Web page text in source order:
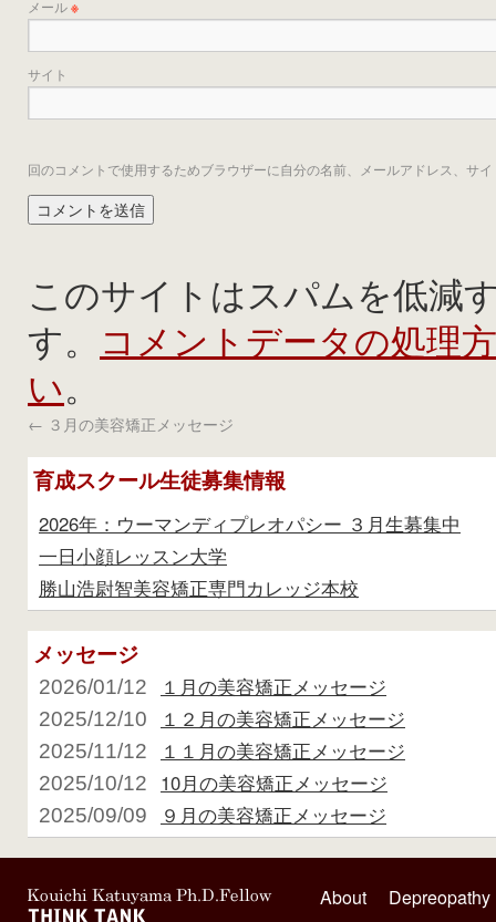
メール※
サイト
回のコメントで使用するためブラウザーに自分の名前、メールアドレス、サ
このサイトはスパムを低減
す。
コメントデータの処理
い。
← ３月の美容矯正メッセージ
育成スクール生徒募集情報
2026年：ウーマンディプレオパシー ３月生募集中
一日小顔レッスン大学
勝山浩尉智美容矯正専門カレッジ本校
メッセージ
2026/01/12 １月の美容矯正メッセージ
2025/12/10 １２月の美容矯正メッセージ
2025/11/12 １１月の美容矯正メッセージ
2025/10/12 10月の美容矯正メッセージ
2025/09/09 ９月の美容矯正メッセージ
About Depreopathy